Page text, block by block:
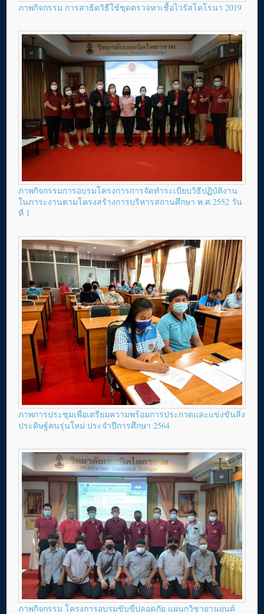
ภาพกิจกรรม การสาธิตวิธีใช้ชุดตรวจหาเชื้อไวรัสโคโรนา 2019
ภาพกิจกรรมการอบรมโครงการการจัดทำระเบียบวิธีปฏิบัติงาน
ในภาระงานตามโครงสร้างการบริหารสถานศึกษา พ.ศ.2552 วัน
ที่ 1
ภาพการประชุมเพื่อเตรียมความพร้อมการประกวดและแข่งขันสิ่ง
ประดิษฐ์คนรุ่นใหม่ ประจำปีการศึกษา 2564
ภาพกิจกรรม โครงการอบรมขับขี่ปลอดภัย แผนกวิชายานยนต์